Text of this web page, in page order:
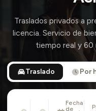
Traslados privados a
licencia. Servicio de
tiempo real y 60
Traslado Por
Desde Hasta
Fecha
de